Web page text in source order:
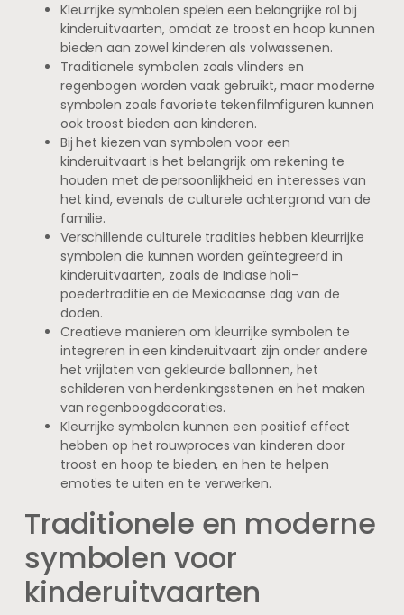
Kleurrijke symbolen spelen een belangrijke rol bij
kinderuitvaarten, omdat ze troost en hoop kunnen
bieden aan zowel kinderen als volwassenen.
Traditionele symbolen zoals vlinders en
regenbogen worden vaak gebruikt, maar moderne
symbolen zoals favoriete tekenfilmfiguren kunnen
ook troost bieden aan kinderen.
Bij het kiezen van symbolen voor een
kinderuitvaart is het belangrijk om rekening te
houden met de persoonlijkheid en interesses van
het kind, evenals de culturele achtergrond van de
familie.
Verschillende culturele tradities hebben kleurrijke
symbolen die kunnen worden geïntegreerd in
kinderuitvaarten, zoals de Indiase holi-
poedertraditie en de Mexicaanse dag van de
doden.
Creatieve manieren om kleurrijke symbolen te
integreren in een kinderuitvaart zijn onder andere
het vrijlaten van gekleurde ballonnen, het
schilderen van herdenkingsstenen en het maken
van regenboogdecoraties.
Kleurrijke symbolen kunnen een positief effect
hebben op het rouwproces van kinderen door
troost en hoop te bieden, en hen te helpen
emoties te uiten en te verwerken.
Traditionele en moderne
symbolen voor
kinderuitvaarten